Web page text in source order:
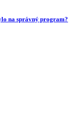
na správný program?